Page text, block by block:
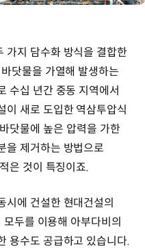
가지 담수화 방식을 결합한
닷물을 가열해 발생하는
수십 년간 중동 지역에서
이 새로 도입한 역삼투압식
닷물에 높은 압력을 가한
을 제거하는 방법으로
은 것이 특징이죠.
시에 건설한 현대건설의
두를 이용해 아부다비의
용수도 공급하고 있습니다.